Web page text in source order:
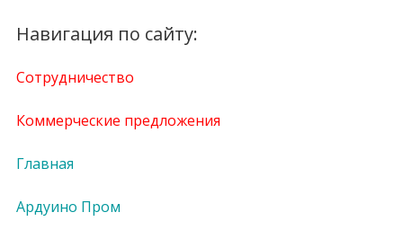
Навигация по сайту:
Сотрудничество
Коммерческие предложения
Главная
Ардуино Пром